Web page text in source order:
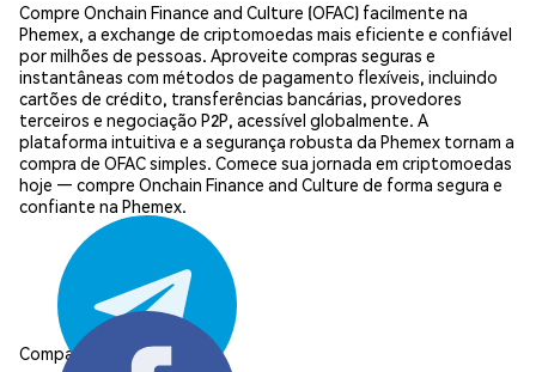
Compre Onchain Finance and Culture (OFAC) facilmente na
Phemex, a exchange de criptomoedas mais eficiente e confiável
por milhões de pessoas. Aproveite compras seguras e
instantâneas com métodos de pagamento flexíveis, incluindo
cartões de crédito, transferências bancárias, provedores
terceiros e negociação P2P, acessível globalmente. A
plataforma intuitiva e a segurança robusta da Phemex tornam a
compra de OFAC simples. Comece sua jornada em criptomoedas
hoje — compre Onchain Finance and Culture de forma segura e
confiante na Phemex.
Compartilhar: